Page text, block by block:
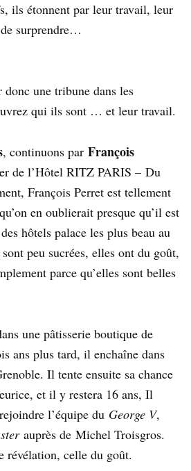
ils étonnent par leur travail, leur
surprendre…
donc une tribune dans les
qui ils sont … et leur travail.
, continuons par François
de l’Hôtel RITZ PARIS – Du
François Perret est tellement
en oublierait presque qu’il est
hôtels palace les plus beau au
peu sucrées, elles ont du goût,
parce qu’elles sont belles
une pâtisserie boutique de
ans plus tard, il enchaîne dans
Il tente ensuite sa chance
et il y restera 16 ans, Il
l’équipe du George V,
auprès de Michel Troisgros.
révélation, celle du goût.